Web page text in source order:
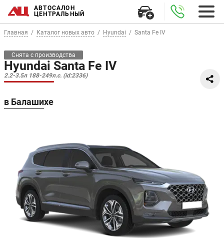
АВТОСАЛОН
ЦЕНТРАЛЬНЫЙ
Главная Каталог новых авто Hyundai Santa Fe IV
Снята с производства
Hyundai Santa Fe IV
2.2-3.5л 188-249л.с. (id:2336)
в Балашихе